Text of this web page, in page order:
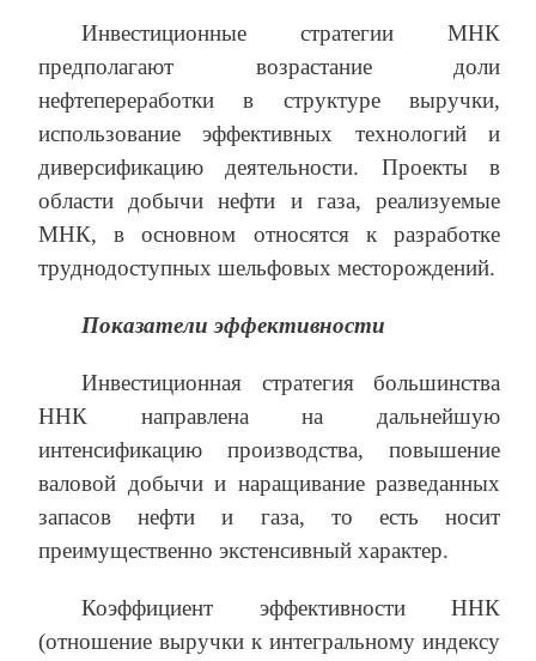
Инвестиционные стратегии МНК
предполагают возрастание доли
нефтепереработки в структуре выручки,
использование эффективных технологий и
диверсификацию деятельности. Проекты в
области добычи нефти и газа, реализуемые
МНК, в основном относятся к разработке
труднодоступных шельфовых месторождений.
Показатели эффективности
Инвестиционная стратегия большинства
ННК направлена на дальнейшую
интенсификацию производства, повышение
валовой добычи и наращивание разведанных
запасов нефти и газа, то есть носит
преимущественно экстенсивный характер.
Коэффициент эффективности ННК
(отношение выручки к интегральному индексу